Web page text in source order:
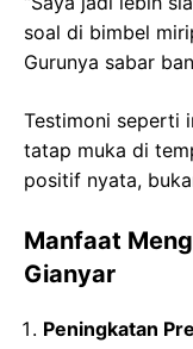
soal di bimbel
Gurunya sabar
Testimoni seperti
tatap muka di
positif nyata,
Manfaat
Gianyar
Peningkatan